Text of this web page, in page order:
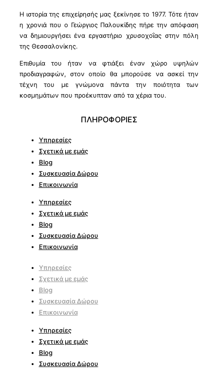
Η ιστορία της επιχείρησής μας ξεκίνησε το 1977. Τότε ήταν
η χρονιά που ο Γεώργιος Παλουκίδης πήρε την απόφαση
να δημιουργήσει ένα εργαστήριο χρυσοχοΐας στην πόλη
της Θεσσαλονίκης.
Επιθυμία του ήταν να φτιάξει έναν χώρο υψηλών
προδιαγραφών, στον οποίο θα μπορούσε να ασκεί την
τέχνη του με γνώμονα πάντα την ποιότητα των
κοσμημάτων που προέκυπταν από τα χέρια του.
ΠΛΗΡΟΦΟΡΙΕΣ
Υπηρεσίες
Σχετικά με εμάς
Blog
Συσκευασία Δώρου
Επικοινωνία
Υπηρεσίες
Σχετικά με εμάς
Blog
Συσκευασία Δώρου
Επικοινωνία
Υπηρεσίες
Σχετικά με εμάς
Blog
Συσκευασία Δώρου
Επικοινωνία
Υπηρεσίες
Σχετικά με εμάς
Blog
Συσκευασία Δώρου